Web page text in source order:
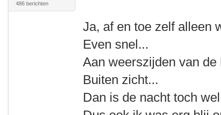
486 berichten
Ja, af en toe zelf alleen
Even snel...
Aan weerszijden van de
Buiten zicht...
Dan is de nacht toch